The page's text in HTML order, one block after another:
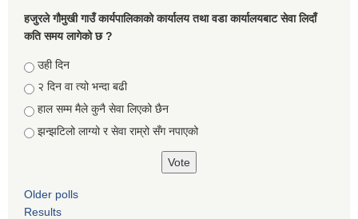
हजुरले गौमुखी गाउँ कार्यपालिकाको कार्यालय तथा वडा कार्यालयबाट सेवा लिदाँ
कति समय लागेको छ ?
Choices
उही दिन
२ दिन वा त्यो भन्दा बढी
हाल सम्म मैले कुनै सेवा लिएको छैन
झन्झटिलो लाग्यो र सेवा राम्रो सँग नपाएको
Older polls
Results